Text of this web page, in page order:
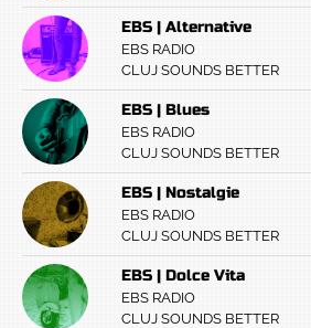
EBS | Alternative
EBS RADIO
CLUJ SOUNDS BETTER
EBS | Blues
EBS RADIO
CLUJ SOUNDS BETTER
EBS | Nostalgie
EBS RADIO
CLUJ SOUNDS BETTER
EBS | Dolce Vita
EBS RADIO
CLUJ SOUNDS BETTER